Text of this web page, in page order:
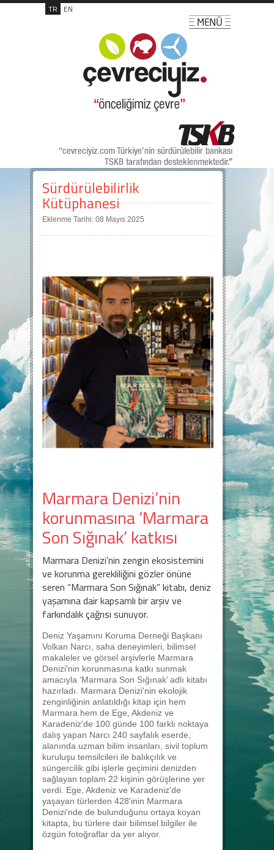
TR EN
Sürdürülebilirlik
Kütüphanesi
Eklenme Tarihi: 08 Mayıs 2025
Marmara Denizi’nin
korunmasına ‘Marmara
Son Sığınak’ katkısı
Marmara Denizi’nin zengin ekosistemini
ve korunma gerekliliğini gözler önüne
seren “Marmara Son Sığınak” kitabı, deniz
yaşamına dair kapsamlı bir arşiv ve
farkındalık çağrısı sunuyor.
Deniz Yaşamını Koruma Derneği Başkanı
Volkan Narcı, saha deneyimleri, bilimsel
makaleler ve görsel arşivlerle Marmara
Denizi'nin korunmasına katkı sunmak
amacıyla ‘Marmara Son Sığınak’ adlı kitabı
hazırladı. Marmara Denizi'nin ekolojik
zenginliğinin anlatıldığı kitap için hem
Marmara hem de Ege, Akdeniz ve
Karadeniz'de 100 günde 100 farklı noktaya
dalış yapan Narcı 240 sayfalık eserde,
alanında uzman bilim insanları, sivil toplum
kuruluşu temsilcileri ile balıkçılık ve
süngercilik gibi işlerle geçimini denizden
sağlayan toplam 22 kişinin görüşlerine yer
verdi. Ege, Akdeniz ve Karadeniz'de
yaşayan türlerden 428'inin Marmara
Denizi'nde de bulunduğunu ortaya koyan
kitapta, bu türlere dair bilimsel bilgiler ile
özgün fotoğraflar da yer alıyor.